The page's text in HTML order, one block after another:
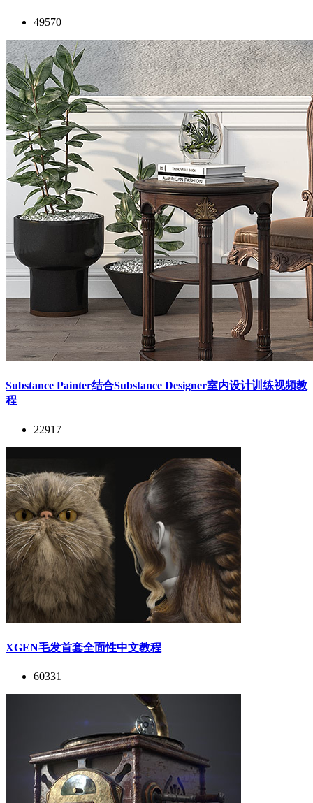
49570
Substance Painter结合Substance Designer室内设计训练视频教
程
22917
XGEN毛发首套全面性中文教程
60331